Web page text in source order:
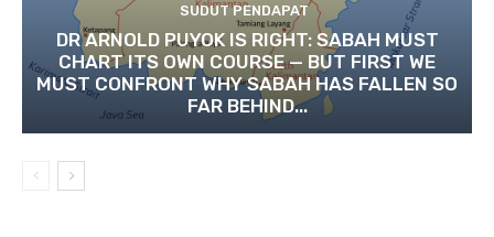
SUDUT PENDAPAT
DR ARNOLD PUYOK IS RIGHT: SABAH MUST
CHART ITS OWN COURSE — BUT FIRST WE
MUST CONFRONT WHY SABAH HAS FALLEN SO
FAR BEHIND...